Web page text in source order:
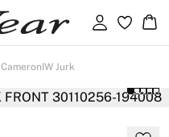
Inloggen
CameronIW Jurk